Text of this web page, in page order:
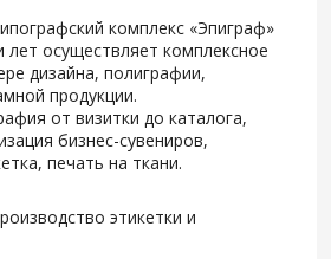
комплекс «Эпиграф»
лет осуществляет комплексное
дизайна, полиграфии,
продукции.
от визитки до каталога,
бизнес-сувениров,
печать на ткани.
этикетки и